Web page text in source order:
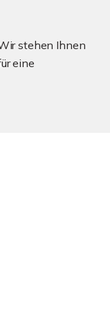
stehen Ihnen
eine